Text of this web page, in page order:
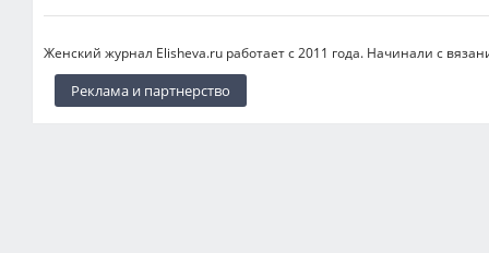
Женский журнал Elisheva.ru работает с 2011 года. Начинали с
Реклама и партнерство